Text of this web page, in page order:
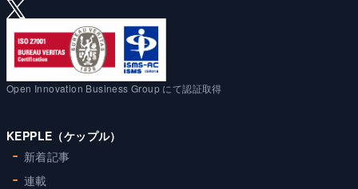
Open Innovation Business Group にて認証取得
KEPPLE（ケップル）
新着記事
連載